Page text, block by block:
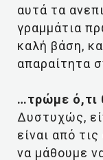
αυτά τα
γραμμάτια
καλή βάση,
απαραίτητα
…τρώμε ό,τι
Δυστυχώς,
είναι από
να μάθουμε